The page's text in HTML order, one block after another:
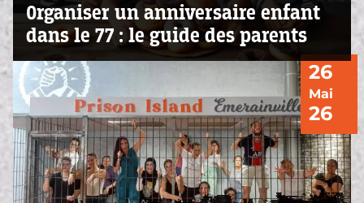
Organiser un anniversaire enfant
dans le 77 : le guide des parents
26
Mai
26